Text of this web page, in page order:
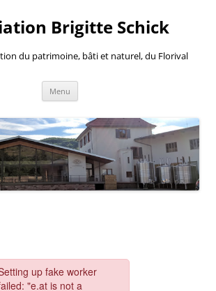
Brigitte Schick
du patrimoine, bâti et naturel, du Florival
Menu